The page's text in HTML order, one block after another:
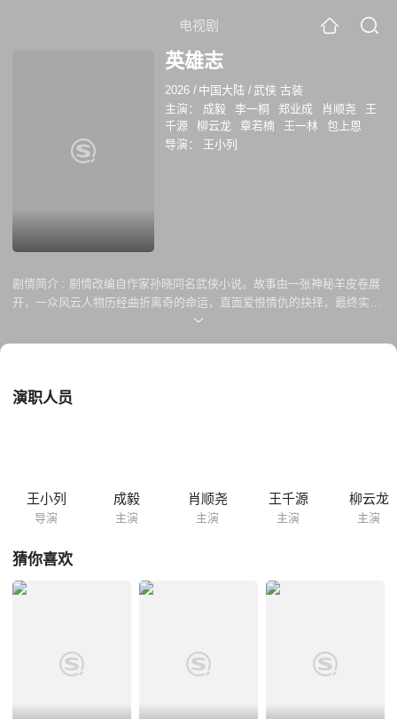
电视剧
英雄志
2026 / 中国大陆 / 武侠 古装
主演：
成毅 李一桐 郑业成 肖顺尧
王
千源
柳云龙 章若楠 王一林
包上恩
导演：
王小列
剧情简介 : 剧情改编自作家孙晓同名武侠小说。故事由一张神秘羊皮卷展
开，一众风云人物历经曲折离奇的命运，直面爱恨情仇的抉择，最终实现
报效国家的理想抱负。是一部饱含家国情怀、传承忠义正念、弘扬传统文
演职人员
王小列
导演
成毅
主演
肖顺尧
主演
王千源
主演
柳云龙
主演
猜你喜欢